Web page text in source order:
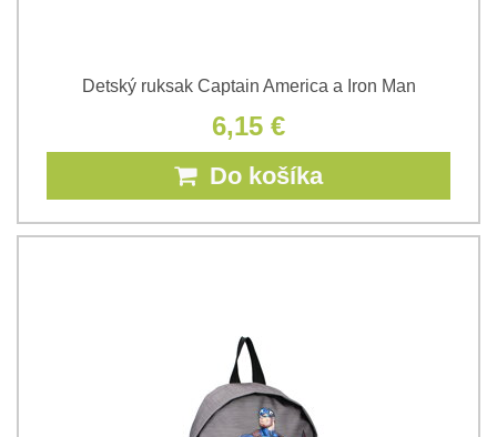
Detský ruksak Captain America a Iron Man
6,15 €
Do košíka